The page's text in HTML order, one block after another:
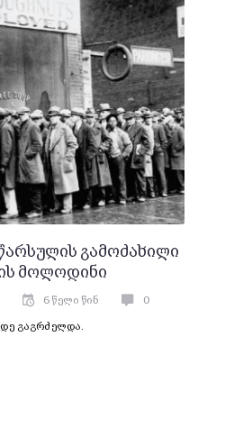
გამოძახილი
მოლოდინი
6 წელი წინ 0
გაგრძელდა.